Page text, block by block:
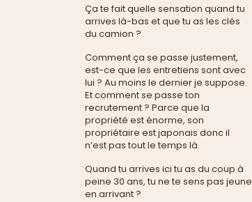
Ça te fait quelle sensation quand tu
arrives là-bas et que tu as les clés
du camion ?
Comment ça se passe justement,
est-ce que les entretiens sont avec
lui ? Au moins le dernier je suppose.
Et comment se passe ton
recrutement ? Parce que la
propriété est énorme, son
propriétaire est japonais donc il
n’est pas tout le temps là.
Quand tu arrives ici tu as du coup à
peine 30 ans, tu ne te sens pas jeune
en arrivant ?